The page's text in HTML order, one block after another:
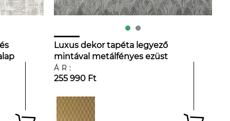
Luxus dekor tapéta legyező
mintával metálfényes ezüst
színben
ÁR:
255 990 Ft